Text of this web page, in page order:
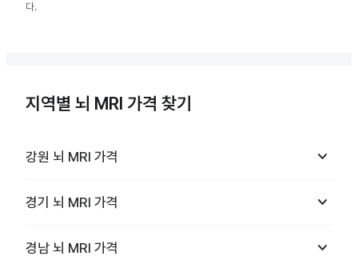
다.
지역별 뇌 MRI 가격 찾기
강원 뇌 MRI 가격 keyboard_arrow_down
경기 뇌 MRI 가격 keyboard_arrow_down
경남 뇌 MRI 가격 keyboard_arrow_down